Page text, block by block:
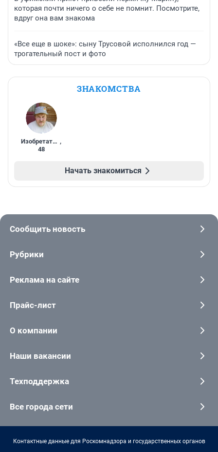
которая почти ничего о себе не помнит. Посмотрите,
вдруг она вам знакома
«Все еще в шоке»: сыну Трусовой исполнился год —
трогательный пост и фото
ЗНАКОМСТВА
Изобретатель ,
48
Начать знакомиться
Сообщить новость
Рубрики
Реклама на сайте
Прайс-лист
О компании
Наши вакансии
Техподдержка
Все города сети
Контактные данные для Роскомнадзора и государственных органов